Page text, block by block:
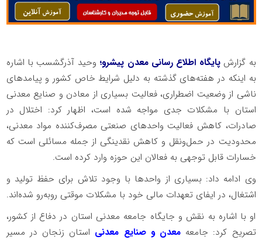
به گزارش پایگاه اطلاع رسانی معدن پیشرو؛ وحید آذرگشسب با اشاره
به اینکه در هفته‌های گذشته به دلیل شرایط خاص کشور و پیامدهای
ناشی از وضعیت اضطراری، فعالیت بسیاری از معادن و صنایع معدنی
استان با مشکلات جدی مواجه شده است، اظهار کرد: اختلال در
صادرات، کاهش فعالیت واحدهای صنعتی مصرف‌کننده مواد معدنی،
محدودیت در حمل‌ونقل و کاهش نقدینگی از جمله مسائلی است که
خسارات قابل توجهی به فعالان این حوزه وارد کرده است.
وی ادامه داد: بسیاری از واحدها با وجود تلاش برای حفظ تولید و
اشتغال، در ایفای تعهدات مالی خود با مشکلات موقتی روبه‌رو شده‌اند.
او با اشاره به نقش و جایگاه جامعه معدنی استان در دفاع از کشور،
تصریح کرد: جامعه معدن و صنایع معدنی استان زنجان در مسیر